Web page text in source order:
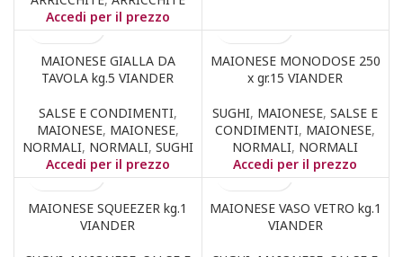
Accedi per il prezzo
MAIONESE GIALLA DA
TAVOLA kg.5 VIANDER
SALSE E CONDIMENTI,
MAIONESE, MAIONESE,
NORMALI, NORMALI, SUGHI
Accedi per il prezzo
MAIONESE MONODOSE 250
x gr.15 VIANDER
SUGHI, MAIONESE,SALSE E
CONDIMENTI, MAIONESE,
NORMALI, NORMALI
Accedi per il prezzo
MAIONESE SQUEEZER kg.1
VIANDER
MAIONESE VASO VETRO kg.1
VIANDER